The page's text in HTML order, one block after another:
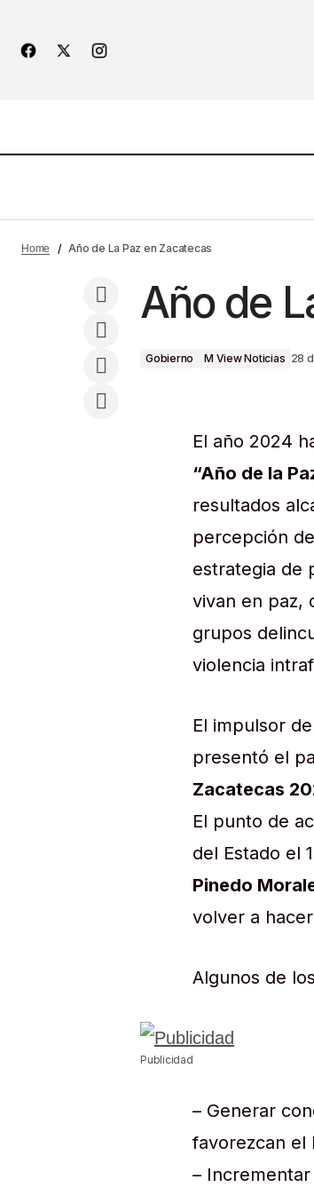
para entender la evolución del tipo de
Home Año de La Paz en Zacatecas
Año de
Gobierno M View Noticias 28
El año 2024
“Año de la
resultados
percepción
estrategia de
vivan en paz,
grupos
violencia
El impulsor
presentó el
Zacatecas
El punto de
del Estado el
Pinedo
volver a
Algunos de
Publicidad
– Generar
favorezcan el
–